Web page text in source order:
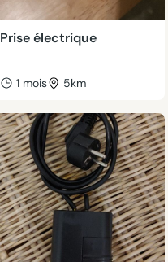
Prise électrique
1 mois 5km